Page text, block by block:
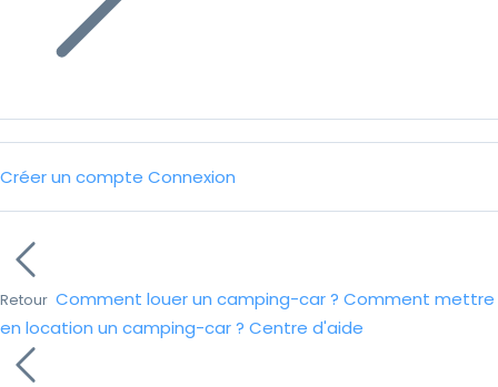
Créer un compte Connexion
Retour Comment louer un camping-car ? Comment mettre
en location un camping-car ? Centre d'aide